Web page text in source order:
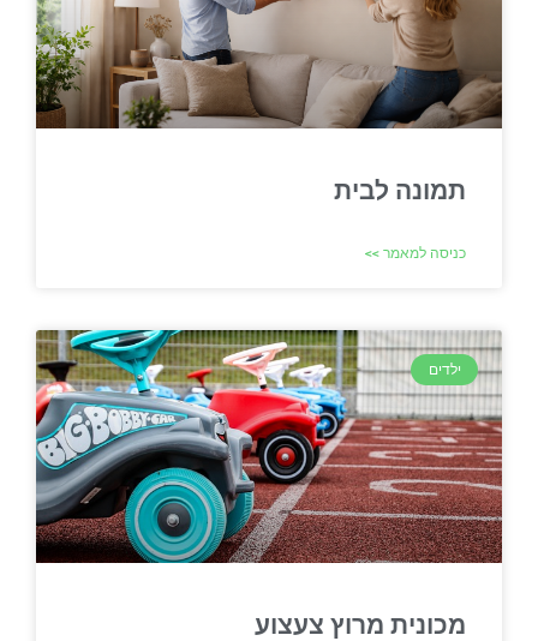
תמונה לבית
כניסה למאמר >>
ילדים
מכונית מרוץ צעצוע